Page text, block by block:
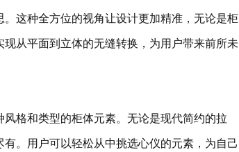
这种全方位的视角让设计更加精准，无论是柜
从平面到立体的无缝转换，为用户带来前所未
格和类型的柜体元素。无论是现代简约的拉
。用户可以轻松从中挑选心仪的元素，为自己